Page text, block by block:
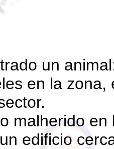
un
en la
malherido
edificio